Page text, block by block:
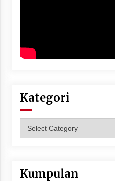
Kategori
Kumpulan